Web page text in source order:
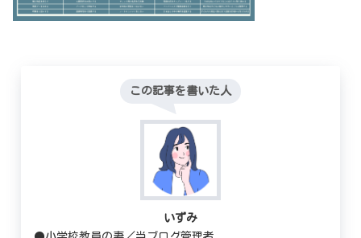
この記事を書いた人
いずみ